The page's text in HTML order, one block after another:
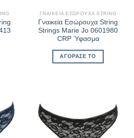
ΓΝΑΙΚΕΊΑ ΕΣΏΡΟΥΧΑ STRING
Γναικεία Εσώρουχα String
Strings Marie Jo 0601980
CRP Ύφασμα
ΑΓΌΡΑΣΈ ΤΟ